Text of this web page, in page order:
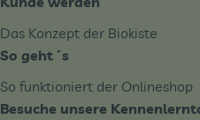
Das Konzept der Biokiste
So geht´s
So funktioniert der Onlineshop
Besuche unsere